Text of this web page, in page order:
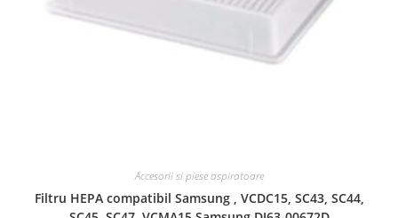
Accesorii si piese aspiratoare
Filtru HEPA compatibil Samsung , VCDC15, SC43, SC44,